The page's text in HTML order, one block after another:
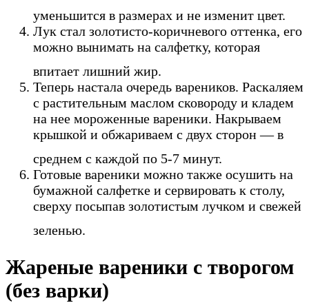
уменьшится в размерах и не изменит цвет.
Лук стал золотисто-коричневого оттенка, его
можно вынимать на салфетку, которая
впитает лишний жир.
Теперь настала очередь вареников. Раскаляем
с растительным маслом сковороду и кладем
на нее мороженные вареники. Накрываем
крышкой и обжариваем с двух сторон — в
среднем с каждой по 5-7 минут.
Готовые вареники можно также осушить на
бумажной салфетке и сервировать к столу,
сверху посыпав золотистым лучком и свежей
зеленью.
Жареные вареники с творогом
(без варки)